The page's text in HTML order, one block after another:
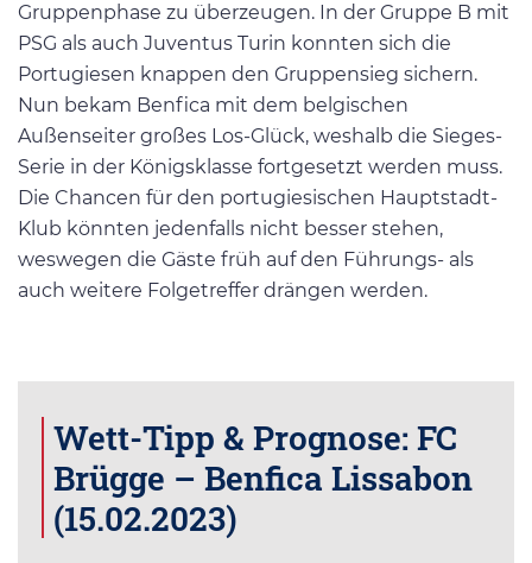
Gruppenphase zu überzeugen. In der Gruppe B mit
PSG als auch Juventus Turin konnten sich die
Portugiesen knappen den Gruppensieg sichern.
Nun bekam Benfica mit dem belgischen
Außenseiter großes Los-Glück, weshalb die Sieges-
Serie in der Königsklasse fortgesetzt werden muss.
Die Chancen für den portugiesischen Hauptstadt-
Klub könnten jedenfalls nicht besser stehen,
weswegen die Gäste früh auf den Führungs- als
auch weitere Folgetreffer drängen werden.
Wett-Tipp & Prognose: FC
Brügge – Benfica Lissabon
(15.02.2023)